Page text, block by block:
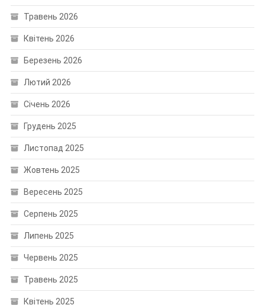
Травень 2026
Квітень 2026
Березень 2026
Лютий 2026
Січень 2026
Грудень 2025
Листопад 2025
Жовтень 2025
Вересень 2025
Серпень 2025
Липень 2025
Червень 2025
Травень 2025
Квітень 2025